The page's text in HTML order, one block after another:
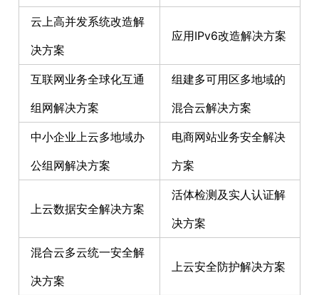
云上高并发系统改造解
决方案
应用IPv6改造解决方案
互联网业务全球化互通
组网解决方案
组建多可用区多地域的
混合云解决方案
中小企业上云多地域办
公组网解决方案
电商网站业务安全解决
方案
上云数据安全解决方案
活体检测及实人认证解
决方案
混合云多云统一安全解
决方案
上云安全防护解决方案